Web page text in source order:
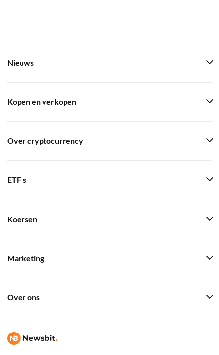
Nieuws
Kopen en verkopen
Over cryptocurrency
ETF's
Koersen
Marketing
Over ons